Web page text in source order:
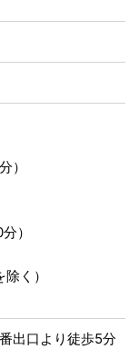
）
）
く）
出口より徒歩5分